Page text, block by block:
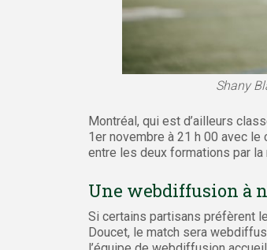
Shany
Montréal, qui est d’ailleurs
1er novembre à 21 h 00 avec
entre les deux formations par
Une webdiffusion à
Si certains partisans préfèrent
Doucet, le match sera